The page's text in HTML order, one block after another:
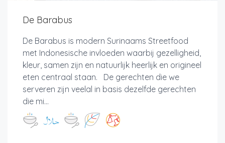
De Barabus
De Barabus is modern Surinaams Streetfood
met Indonesische invloeden waarbij gezelligheid,
kleur, samen zijn en natuurlijk heerlijk en origineel
eten centraal staan. De gerechten die we
serveren zijn veelal in basis dezelfde gerechten
die mi...